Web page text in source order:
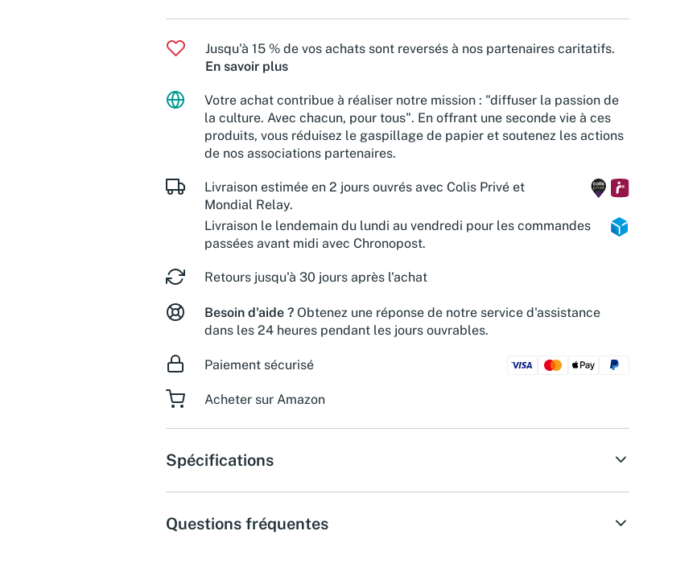
Jusqu'à 15 % de vos achats sont reversés à nos partenaires caritatifs.
En savoir plus
Votre achat contribue à réaliser notre mission : "diffuser la passion de
la culture. Avec chacun, pour tous". En offrant une seconde vie à ces
produits, vous réduisez le gaspillage de papier et soutenez les actions
de nos associations partenaires.
Livraison estimée en 2 jours ouvrés avec Colis Privé et
Mondial Relay.
Livraison le lendemain du lundi au vendredi pour les commandes
passées avant midi avec Chronopost.
Retours jusqu'à 30 jours après l'achat
Besoin d'aide ? Obtenez une réponse de notre service d'assistance
dans les 24 heures pendant les jours ouvrables.
Paiement sécurisé
Acheter sur Amazon
Spécifications
Questions fréquentes